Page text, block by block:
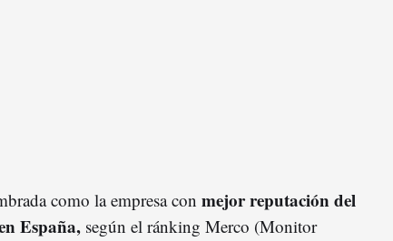
como la empresa con mejor reputación del
España, según el ránking Merco (Monitor